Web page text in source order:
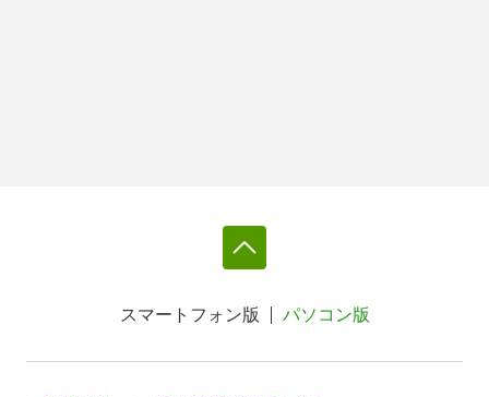
スマートフォン版 パソコン版